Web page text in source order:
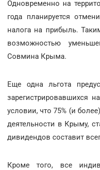
Одновременно на
года планируется
налога на прибыль.
возможностью
Совмина Крыма.
Еще одна льгота
зарегистрировавшихся
условии, что 75% (и
деятельности в Крыму,
дивидендов составит
Кроме того, все